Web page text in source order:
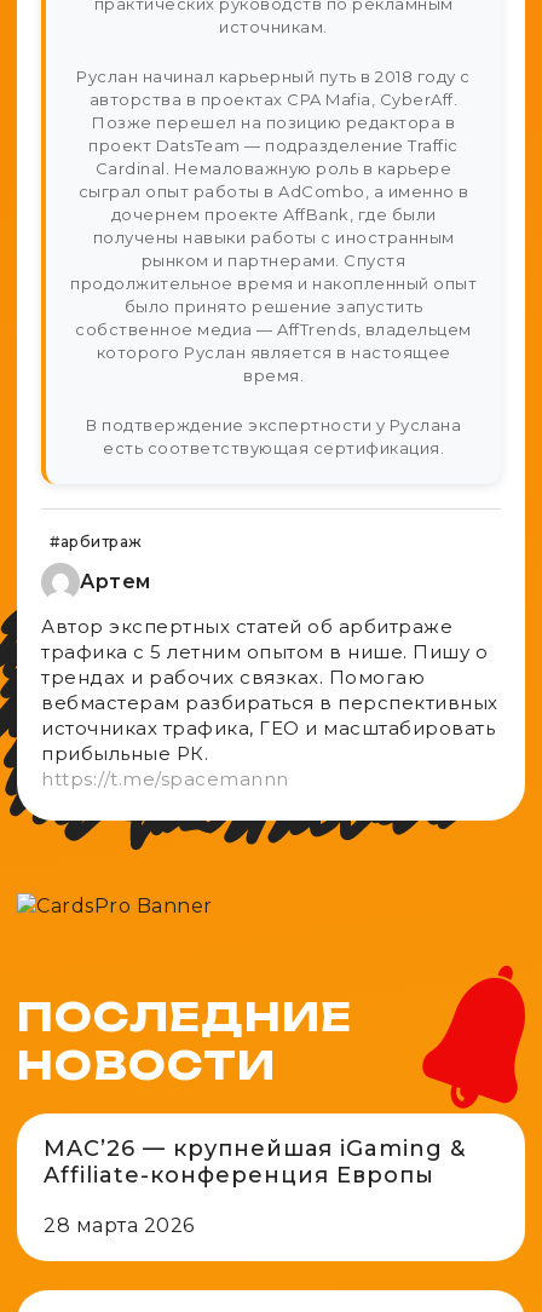
источникам.
Руслан начинал карьерный путь в 2018 году с
авторства в проектах CPA Mafia, CyberAff.
Позже перешел на позицию редактора в
проект DatsTeam — подразделение Traffic
Cardinal. Немаловажную роль в карьере
сыграл опыт работы в AdCombo, а именно в
дочернем проекте AffBank, где были
получены навыки работы с иностранным
рынком и партнерами. Спустя
продолжительное время и накопленный опыт
было принято решение запустить
собственное медиа — AffTrends, владельцем
которого Руслан является в настоящее
время.
В подтверждение экспертности у Руслана
есть соответствующая сертификация.
Артем
Автор экспертных статей об арбитраже
трафика с 5 летним опытом в нише. Пишу о
трендах и рабочих связках. Помогаю
вебмастерам разбираться в перспективных
источниках трафика, ГЕО и масштабировать
прибыльные РК.
https://t.me/spacemannn
#арбитраж
ПОСЛЕДНИЕ
НОВОСТИ
MAC’26 — крупнейшая iGaming &
Affiliate-конференция Европы
28 марта 2026